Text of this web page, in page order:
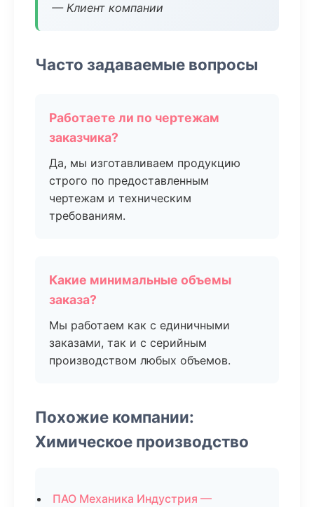
— Клиент компании
Часто задаваемые вопросы
Работаете ли по чертежам
заказчика?
Да, мы изготавливаем продукцию
строго по предоставленным
чертежам и техническим
требованиям.
Какие минимальные объемы
заказа?
Мы работаем как с единичными
заказами, так и с серийным
производством любых объемов.
Похожие компании:
Химическое производство
ПАО Механика Индустрия —